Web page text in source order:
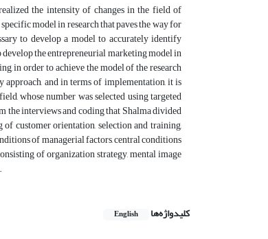
the intensity of changes in the field of
model in research that paves the way for
to develop a model to accurately identify
the entrepreneurial marketing model in
in order to achieve the model of the research
and in terms of implementation, it is
whose number was selected using targeted
the interviews and coding that Shalma divided
customer orientation, selection and training,
of managerial factors, central conditions
of organization strategy, mental image
کلیدواژه‌ها English